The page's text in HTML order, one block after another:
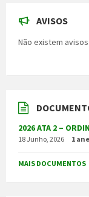
AVISOS
Não existem avisos
2026 ATA 2 –
18 Junho, 2026 1
MAIS DOCUMENTOS